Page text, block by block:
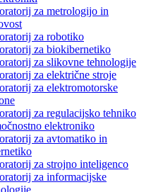
za metrologijo in
za robotiko
za biokibernetiko
za slikovne tehnologije
za električne stroje
za elektromotorske
za regulacijsko tehniko
elektroniko
za avtomatiko in
za strojno inteligenco
za informacijske